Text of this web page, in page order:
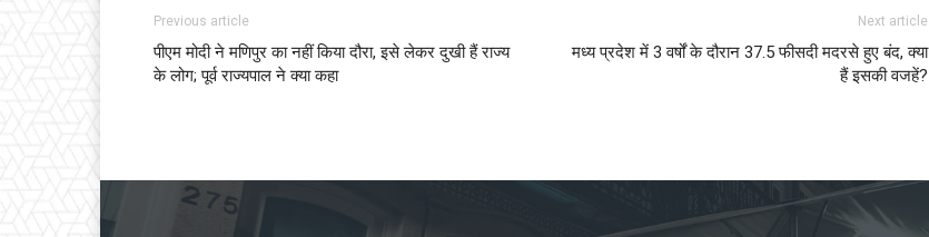
Previous article
पीएम मोदी ने मणिपुर का नहीं किया दौरा, इसे लेकर दुखी हैं राज्य
के लोग; पूर्व राज्यपाल ने क्या कहा
Next article
मध्य प्रदेश में 3 वर्षों के दौरान 37.5 फीसदी मदरसे हुए बंद, क्या
हैं इसकी वजहें?